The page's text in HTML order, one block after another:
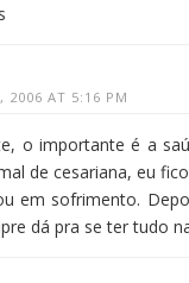
2006 AT 5:16 PM
o importante é a
de cesariana, eu
em sofrimento.
dá pra se ter tudo